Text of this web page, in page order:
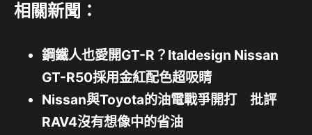
相關新聞：
鋼鐵人也愛開GT-R？Italdesign Nissan
GT-R50採用金紅配色超吸睛
Nissan與Toyota的油電戰爭開打 批評
RAV4沒有想像中的省油